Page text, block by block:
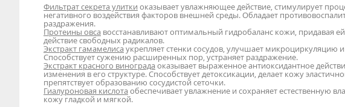
Фильтрат секрета улитки оказывает увлажняющее действие, стимулирует
негативного воздействия факторов внешней среды. Обладает
раздражения.
Протеины овса восстанавливают оптимальный гидробаланс кожи, придавая
действие свободных радикалов.
Экстракт гамамелисаукрепляет стенки сосудов, улучшает микроциркуляцию
Способствует сужению расширенных пор, устраняет раздражение.
Экстракт красного винограда оказывает выраженное антиоксидантное
изменения в его структуре. Способствует детоксикации, делает кожу
препятствует образованию сосудистой сеточки.
Гиалуроновая кислота обеспечивает увлажнение и сохраняет естественную
кожу гладкой и мягкой.